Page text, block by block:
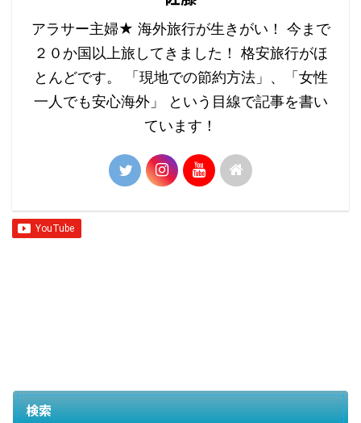
アラサー主婦★ 海外旅行が生きがい！ 今まで
２０か国以上旅してきました！ 格安旅行がほ
とんどです。 「現地での節約方法」、「女性
一人でも安心海外」 という目線で記事を書い
ています！
検索